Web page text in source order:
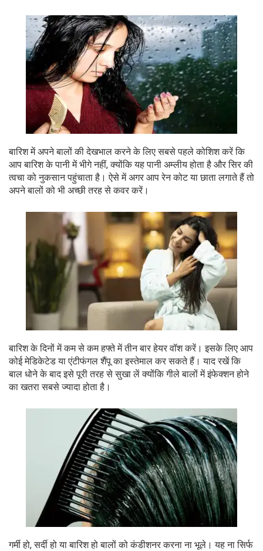
बारिश में अपने बालों की देखभाल करने के लिए सबसे पहले कोशिश करें कि
आप बारिश के पानी में भीगे नहीं, क्योंकि यह पानी अम्लीय होता है और सिर की
त्वचा को नुकसान पहुंचाता है। ऐसे में अगर आप रेन कोट या छाता लगाते हैं तो
अपने बालों को भी अच्छी तरह से कवर करें।
बारिश के दिनों में कम से कम हफ्ते में तीन बार हेयर वॉश करें। इसके लिए आप
कोई मेडिकेटेड या एंटीफंगल शैंपू का इस्तेमाल कर सकते हैं। याद रखें कि
बाल धोने के बाद इसे पूरी तरह से सुखा लें क्योंकि गीले बालों में इंफेक्शन होने
का खतरा सबसे ज्यादा होता है।
गर्मी हो, सर्दी हो या बारिश हो बालों को कंडीशनर करना ना भूले। यह ना सिर्फ